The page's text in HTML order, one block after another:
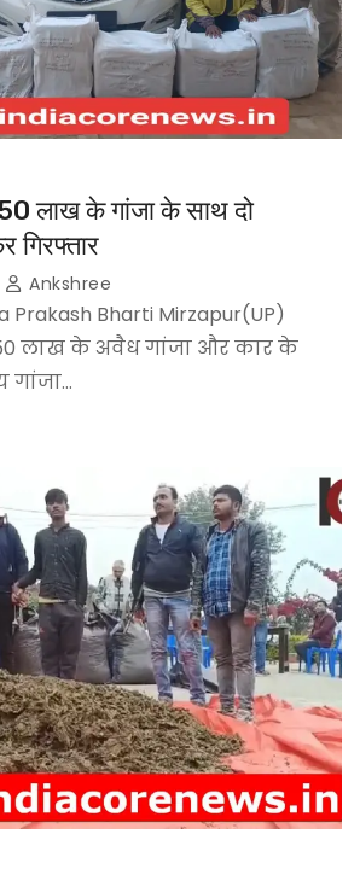
50 लाख के गांजा के साथ दो
गिरफ्तार
Ankshree
Prakash Bharti Mirzapur(UP)
लाख के अवैध गांजा और कार के
गांजा…